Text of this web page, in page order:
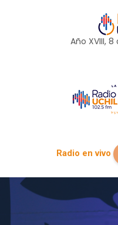
Año XVIII, 8
Radio en vivo